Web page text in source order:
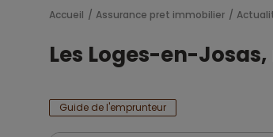
Accueil Assurance pret immobilier
Les Loges-en-
Guide de l'emprunteur